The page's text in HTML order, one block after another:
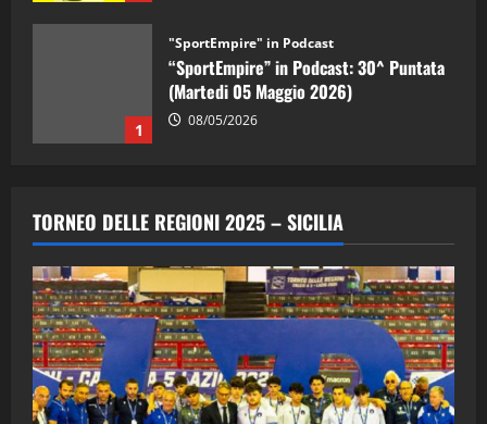
1
"SportEmpire" in Podcast
“SportEmpire” in Podcast: 30^ Puntata
(Martedi 05 Maggio 2026)
08/05/2026
2
“SportEmpire” in Podcast: 29^ Puntata
(Martedi 28 Aprile 2026)
3
"SportEmpire" in Podcast
“SportEmpire” in Podcast: 28^ Puntata
(Martedi 21 Aprile 2026)
21/04/2026
TORNEO DELLE REGIONI 2025 – SICILIA